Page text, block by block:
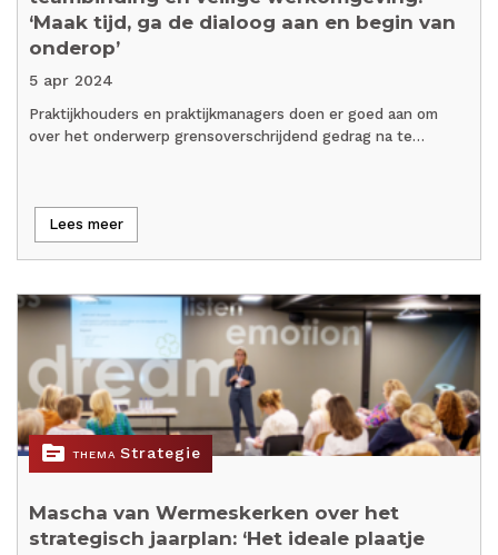
‘Maak tijd, ga de dialoog aan en begin van
onderop’
5 apr 2024
Praktijkhouders en praktijkmanagers doen er goed aan om
over het onderwerp grensoverschrijdend gedrag na te…
Lees meer
topic THEMA Strategie
Mascha van Wermeskerken over het
strategisch jaarplan: ‘Het ideale plaatje